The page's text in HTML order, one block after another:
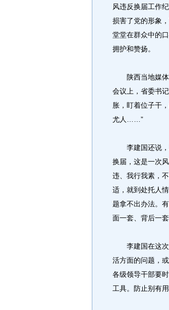
风违反换届工作
损害了党的形象
堂堂在群众中的
拥护和赞扬。
陕西当地媒体
会议上，省委书
胀，盯着位子干
尤人……”
李建国还说，
换届，这是一次
违、我行我素，
适，就到处托人
题拿不出办法。
面一套、背后一
李建国在这次
活方面的问题，
各级领导干部要
工具。防止别有